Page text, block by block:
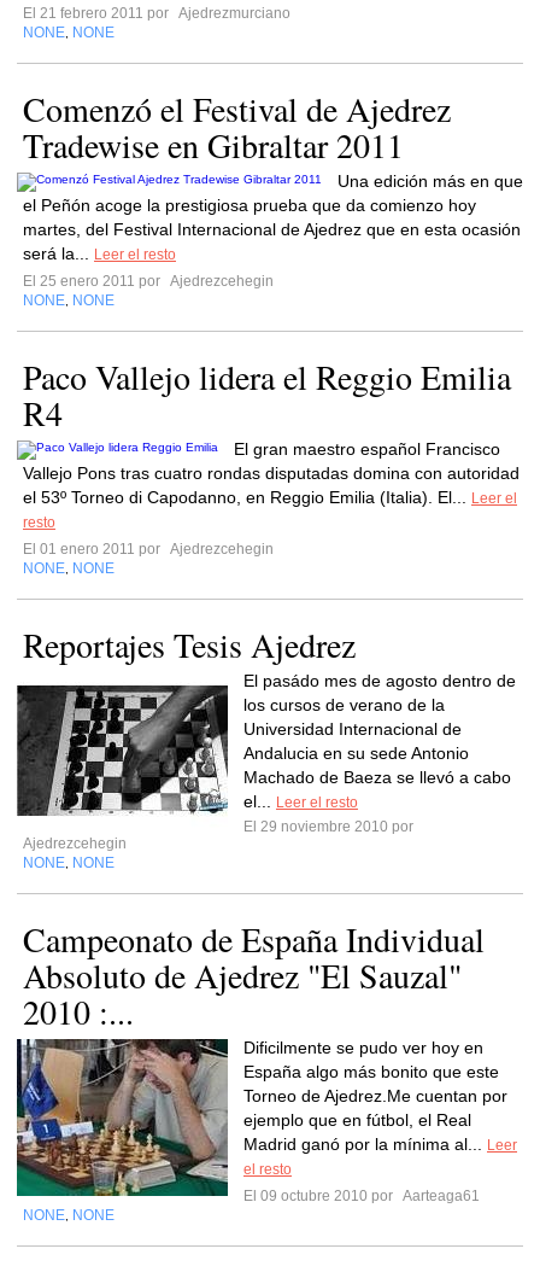
El 21 febrero 2011 por Ajedrezmurciano
NONE NONE
Comenzó el Festival de Ajedrez
Tradewise en Gibraltar 2011
Una edición más en que
el Peñón acoge la prestigiosa prueba que da comienzo hoy
martes, del Festival Internacional de Ajedrez que en esta ocasión
será la...
Leer el resto
El 25 enero 2011 por Ajedrezcehegin
NONE NONE
Paco Vallejo lidera el Reggio Emilia
R4
El gran maestro español Francisco
Vallejo Pons tras cuatro rondas disputadas domina con autoridad
el 53º Torneo di Capodanno, en Reggio Emilia (Italia). El...
Leer el
resto
El 01 enero 2011 por Ajedrezcehegin
NONE NONE
Reportajes Tesis Ajedrez
El pasádo mes de agosto dentro de
los cursos de verano de la
Universidad Internacional de
Andalucia en su sede Antonio
Machado de Baeza se llevó a cabo
el...
Leer el resto
El 29 noviembre 2010 por
Ajedrezcehegin
NONE NONE
Campeonato de España Individual
Absoluto de Ajedrez "El Sauzal"
2010 :...
Dificilmente se pudo ver hoy en
España algo más bonito que este
Torneo de Ajedrez.Me cuentan por
ejemplo que en fútbol, el Real
Madrid ganó por la mínima al...
Leer
el resto
El 09 octubre 2010 por Aarteaga61
NONE NONE